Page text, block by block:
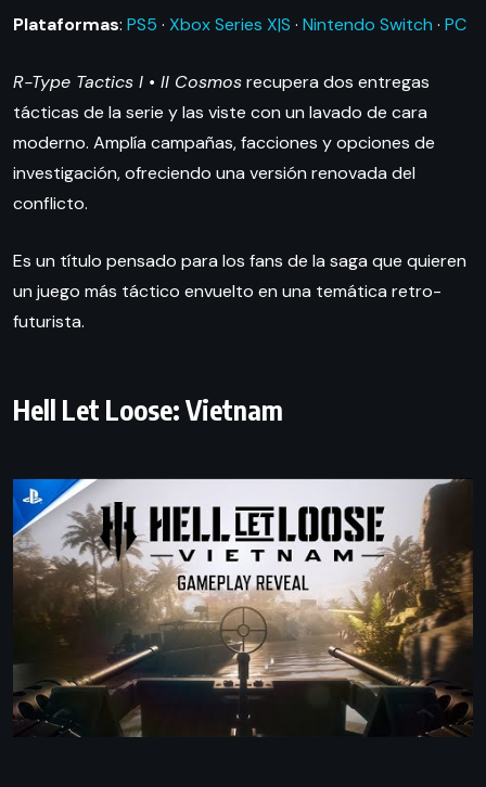
Plataformas: PS5 · Xbox Series X|S · Nintendo Switch · PC
R-Type Tactics I • II Cosmosrecupera dos entregas
tácticas de la serie y las viste con un lavado de cara
moderno. Amplía campañas, facciones y opciones de
investigación, ofreciendo una versión renovada del
conflicto.
Es un título pensado para los fans de la saga que quieren
un juego más táctico envuelto en una temática retro-
futurista.
Hell Let Loose: Vietnam